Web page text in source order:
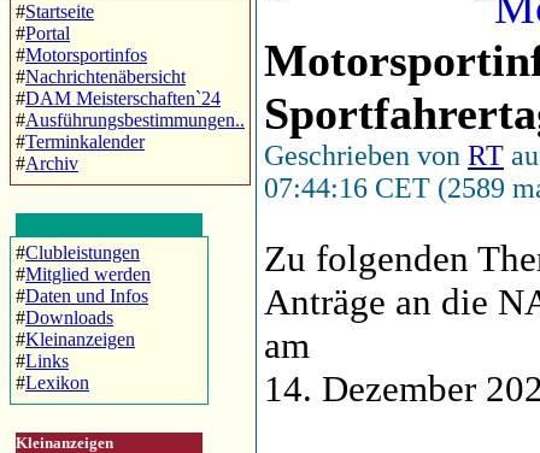
#Startseite
#Portal
#Motorsportinfos
#Nachrichtenäbersicht
#DAM Meisterschaften`24
#Ausführungsbestimmungen..
#Terminkalender
#Archiv
#Clubleistungen
#Mitglied werden
#Daten und Infos
#Downloads
#Kleinanzeigen
#Links
#Lexikon
Kleinanzeigen
Geschrieben von RT
07:44:16 CET (2589
Zu folgenden
Anträge an die
am
14. Dezember